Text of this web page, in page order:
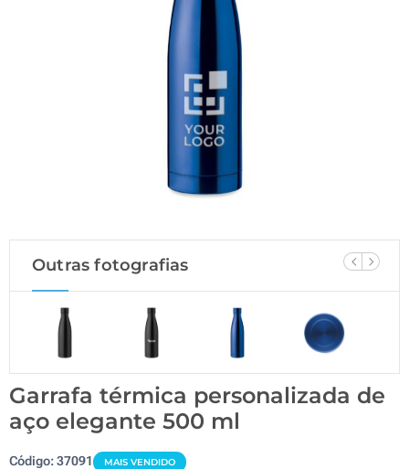
Outras fotografias
Garrafa térmica personalizada de
aço elegante 500 ml
Código:37091 MAIS VENDIDO